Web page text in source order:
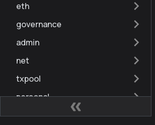
eth
governance
admin
net
txpool
personal
debug